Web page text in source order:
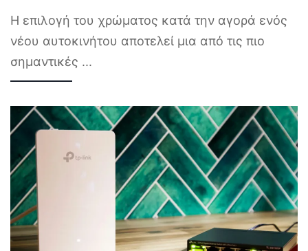
Η επιλογή του χρώματος κατά την αγορά ενός
νέου αυτοκινήτου αποτελεί μια από τις πιο
σημαντικές ...